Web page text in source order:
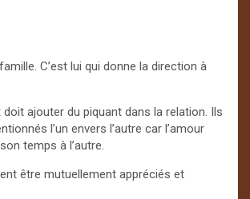
C’est lui qui donne la direction à
ajouter du piquant dans la relation. Ils
l’un envers l’autre car l’amour
temps à l’autre.
être mutuellement appréciés et